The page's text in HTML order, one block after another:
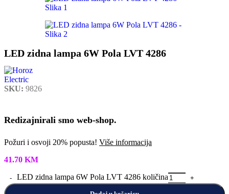
LED zidna lampa 6W Pola LVT 4286
SKU: 9826
Redizajnirali smo web-shop.
Požuri i osvoji 20% popusta! Više informacija
41.70 KM
LED zidna lampa 6W Pola LVT 4286 količina